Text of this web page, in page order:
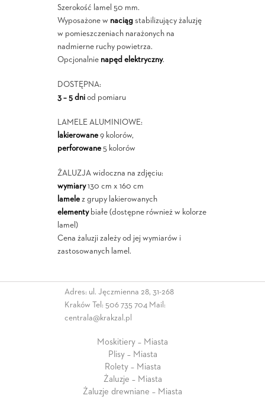
Szerokość lamel 50 mm.
Wyposażone w naciągstabilizujący żaluzję
w pomieszczeniach narażonych na
nadmierne ruchy powietrza.
Opcjonalnie napęd elektryczny.
DOSTĘPNA:
3 – 5 dniod pomiaru
LAMELE ALUMINIOWE:
lakierowane9 kolorów,
perforowane5 kolorów
ŻALUZJA widoczna na zdjęciu:
wymiary130 cm x 160 cm
lamelez grupy lakierowanych
elementybiałe (dostępne również w kolorze
lamel)
Cena żaluzji zależy od jej wymiarów i
zastosowanych lamel.
Adres: ul. Jęczmienna 28, 31-268
Kraków Tel: 506 735 704 Mail:
centrala@krakzal.pl
Moskitiery – Miasta
Plisy – Miasta
Rolety – Miasta
Żaluzje – Miasta
Żaluzje drewniane – Miasta